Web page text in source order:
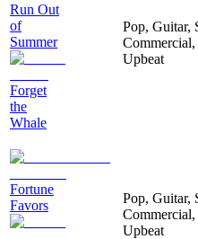
Run Out
of
Summer
Forget
the
Whale
Pop, Guitar,
Upbeat
Fortune
Favors
Pop, Guitar,
Upbeat